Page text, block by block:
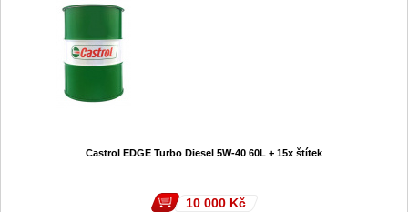
Castrol EDGE Turbo Diesel 5W-40 60L + 15x štítek
10 000 Kč